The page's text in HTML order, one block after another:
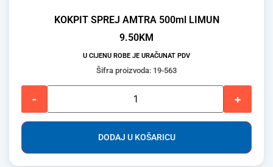
KOKPIT SPREJ AMTRA 500ml LIMUN
9.50KM
U CIJENU ROBE JE URAČUNAT PDV
Šifra proizvoda: 19-563
- +
DODAJ U KOŠARICU